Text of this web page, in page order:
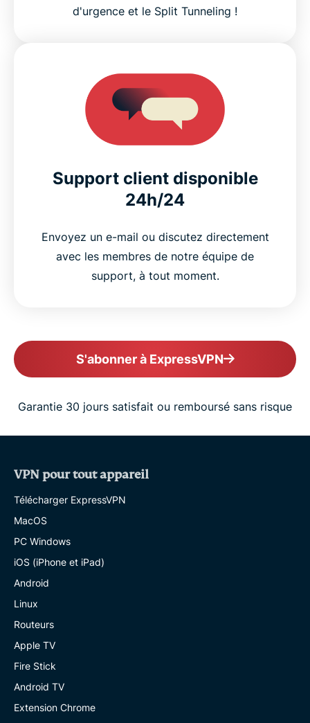
d'urgence et le Split Tunneling !
Support client disponible
24h/24
Envoyez un e-mail ou discutez directement
avec les membres de notre équipe de
support, à tout moment.
S'abonner à ExpressVPN
Garantie 30 jours satisfait ou remboursé sans risque
VPN pour tout appareil
Télécharger ExpressVPN
MacOS
PC Windows
iOS (iPhone et iPad)
Android
Linux
Routeurs
Apple TV
Fire Stick
Android TV
Extension Chrome